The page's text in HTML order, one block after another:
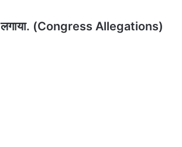
लगाया. (Congress Allegations)